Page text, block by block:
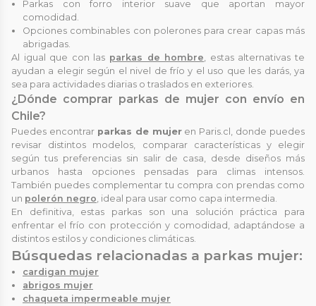
Parkas con forro interior suave que aportan mayor
comodidad.
Opciones combinables con polerones para crear capas más
abrigadas.
Al igual que con las parkas de hombre, estas alternativas te
ayudan a elegir según el nivel de frío y el uso que les darás, ya
sea para actividades diarias o traslados en exteriores.
¿Dónde comprar parkas de mujer con envío en
Chile?
Puedes encontrar parkas de mujeren Paris.cl, donde puedes
revisar distintos modelos, comparar características y elegir
según tus preferencias sin salir de casa, desde diseños más
urbanos hasta opciones pensadas para climas intensos.
También puedes complementar tu compra con prendas como
un polerón negro, ideal para usar como capa intermedia.
En definitiva, estas parkas son una solución práctica para
enfrentar el frío con protección y comodidad, adaptándose a
distintos estilos y condiciones climáticas.
Búsquedas relacionadas a parkas mujer:
cardigan mujer
abrigos mujer
chaqueta impermeable mujer